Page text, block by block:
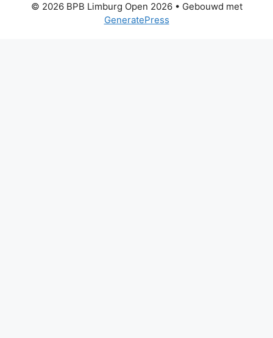
© 2026 BPB Limburg Open 2026• Gebouwd met
GeneratePress